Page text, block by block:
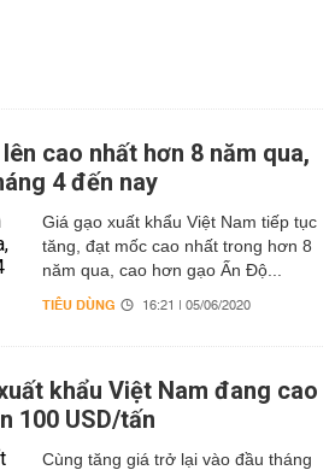
cao nhất hơn 8 năm qua,
4 đến nay
Giá gạo xuất khẩu Việt Nam tiếp tục
tăng, đạt mốc cao nhất trong hơn 8
năm qua, cao hơn gạo Ấn Độ...
TIÊU DÙNG 16:21 | 05/06/2020
khẩu Việt Nam đang cao
100 USD/tấn
Cùng tăng giá trở lại vào đầu tháng